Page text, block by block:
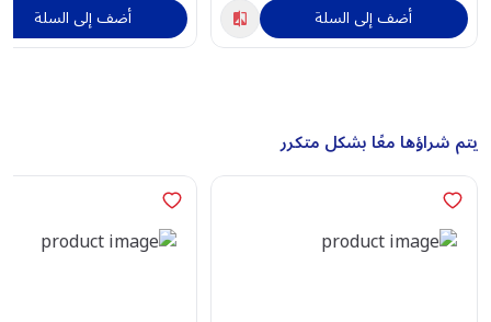
أضف إلى السلة أضف إلى السلة
يتم شراؤها معًا بشكل متكرر